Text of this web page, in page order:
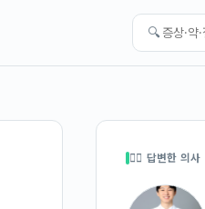
🔍
👩‍⚕️ 답변한 의사